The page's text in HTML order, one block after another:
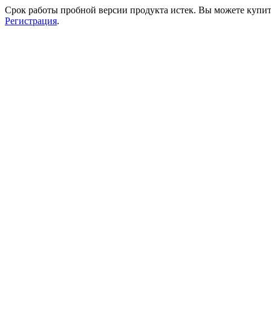
Срок работы пробной версии продукта истек. Вы можете
Регистрация.